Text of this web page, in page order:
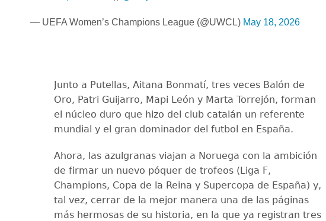
— UEFA Women’s Champions League (@UWCL) May 18, 2026
Junto a Putellas, Aitana Bonmatí, tres veces Balón de
Oro, Patri Guijarro, Mapi León y Marta Torrejón, forman
el núcleo duro que hizo del club catalán un referente
mundial y el gran dominador del futbol en España.
Ahora, las azulgranas viajan a Noruega con la ambición
de firmar un nuevo póquer de trofeos (Liga F,
Champions, Copa de la Reina y Supercopa de España) y,
tal vez, cerrar de la mejor manera una de las páginas
más hermosas de su historia, en la que ya registran tres